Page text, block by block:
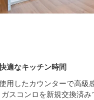
適なキッチン時間
用したカウンターで高級
ガスコンロを新規交換済